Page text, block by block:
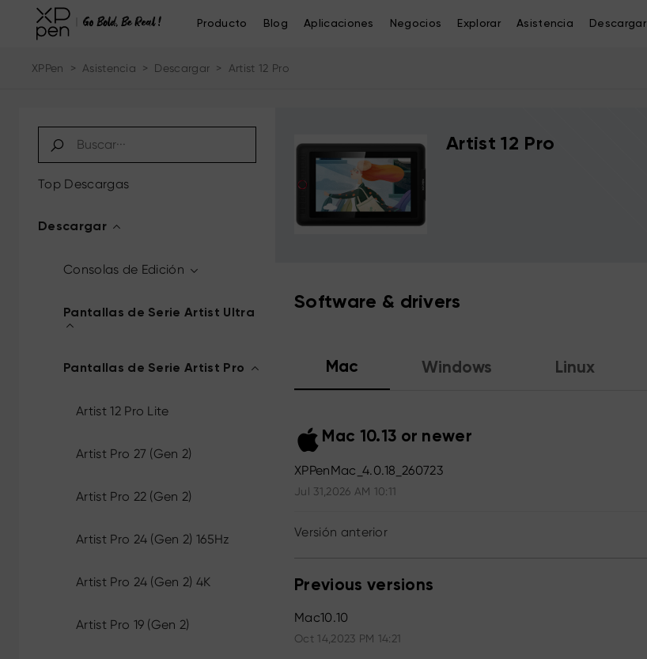
Producto Blog Aplicaciones Negocios Explorar Asistencia Descargar
XPPen > Asistencia > Descargar > Artist 12 Pro
Top Descargas
Descargar
Consolas de Edición
Pantallas de Serie Artist Ultra
Pantallas de Serie Artist Pro
Artist 12 Pro Lite
Artist Pro 27 (Gen 2)
Artist Pro 22 (Gen 2)
Artist Pro 24 (Gen 2) 165Hz
Artist Pro 24 (Gen 2) 4K
Artist Pro 19 (Gen 2)
Artist 12 Pro
Software & drivers
Mac Windows Linux
Mac 10.13 or newer
XPPenMac_4.0.18_260723
Jul 31,2026 AM 10:11
Versión anterior
Previous versions
Mac10.10
Oct 14,2023 PM 14:21